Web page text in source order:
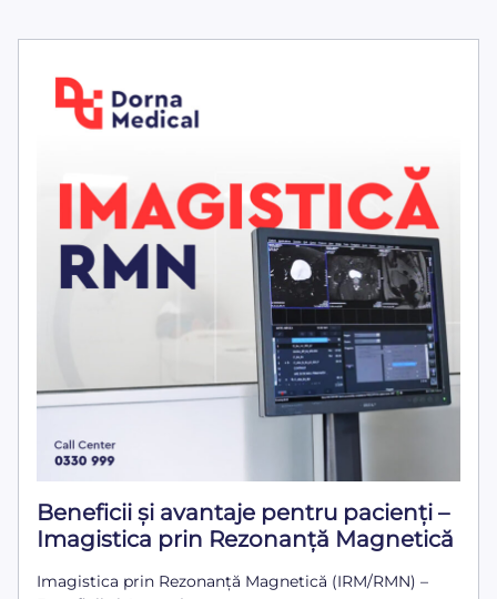
Beneficii și avantaje pentru pacienți –
Imagistica prin Rezonanță Magnetică
Imagistica prin Rezonanță Magnetică (IRM/RMN) –